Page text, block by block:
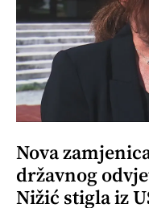
Nova
državnog
Nižić stigla iz